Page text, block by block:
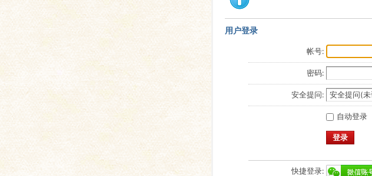
用户登录
帐号:
密码:
安全提问:
自动登录
登录
快捷登录: